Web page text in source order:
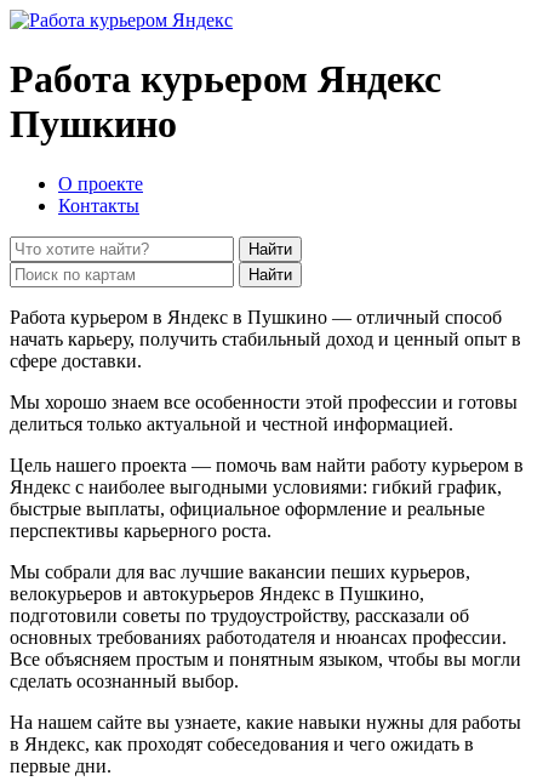
Работа курьером Яндекс
Пушкино
О проекте
Контакты
Найти
Найти
Работа курьером в Яндекс в Пушкино — отличный способ
начать карьеру, получить стабильный доход и ценный опыт в
сфере доставки.
Мы хорошо знаем все особенности этой профессии и готовы
делиться только актуальной и честной информацией.
Цель нашего проекта — помочь вам найти работу курьером в
Яндекс с наиболее выгодными условиями: гибкий график,
быстрые выплаты, официальное оформление и реальные
перспективы карьерного роста.
Мы собрали для вас лучшие вакансии пеших курьеров,
велокурьеров и автокурьеров Яндекс в Пушкино,
подготовили советы по трудоустройству, рассказали об
основных требованиях работодателя и нюансах профессии.
Все объясняем простым и понятным языком, чтобы вы могли
сделать осознанный выбор.
На нашем сайте вы узнаете, какие навыки нужны для работы
в Яндекс, как проходят собеседования и чего ожидать в
первые дни.